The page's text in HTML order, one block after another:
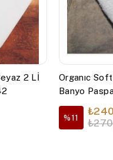
2 Lİ
Organıc
Banyo
Pofuduk
%11